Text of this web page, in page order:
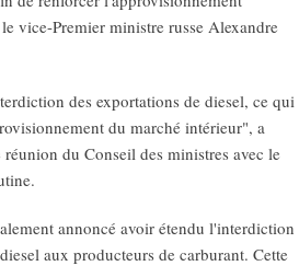
vice-Premier ministre russe Alexandre
des exportations de diesel, ce qui
du marché intérieur", a
du Conseil des ministres avec le
annoncé avoir étendu l'interdiction
aux producteurs de carburant. Cette